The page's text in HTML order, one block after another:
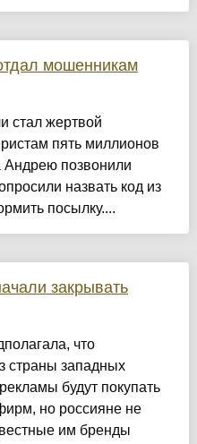
мошенникам
стал жертвой
пять миллионов
Андрею позвонили
назвать код из
посылку....
закрывать
что
страны западных
будут покупать
но россияне не
им бренды